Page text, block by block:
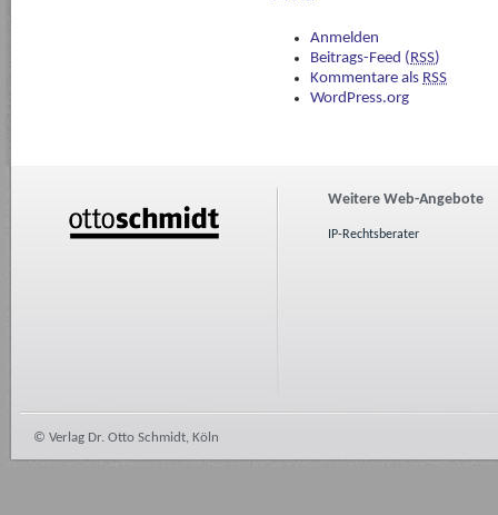
Anmelden
Beitrags-Feed ( RSS)
Kommentare als RSS
WordPress.org
Weitere Web-Angebote
IP-Rechtsberater
© Verlag Dr. Otto Schmidt, Köln